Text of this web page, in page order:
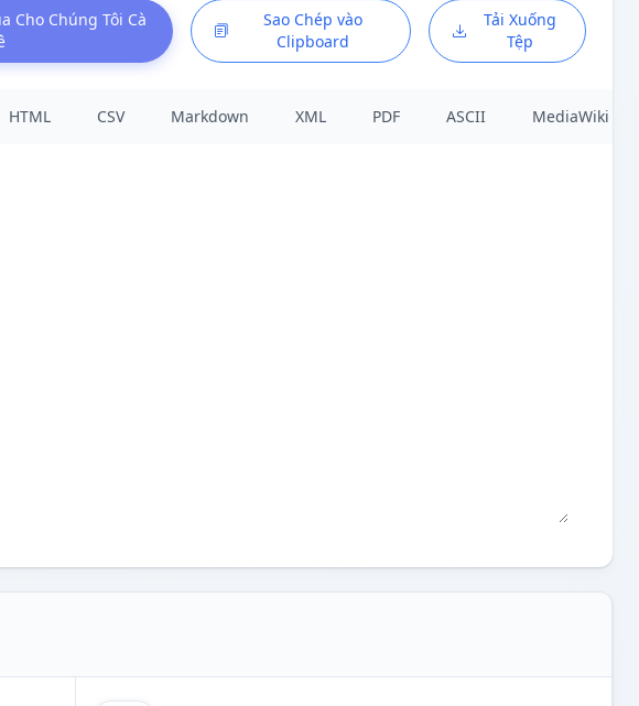
Cho Chúng Tôi Cà
Sao Chép vào
Clipboard
Tải Xuống
Tệp
HTML CSV Markdown XML PDF ASCII MediaWiki